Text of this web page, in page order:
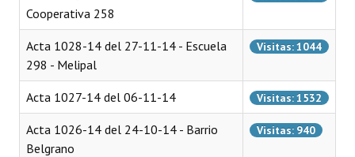
Cooperativa 258
Acta 1028-14 del 27-11-14 - Escuela
298 - Melipal
Visitas: 1044
Acta 1027-14 del 06-11-14 Visitas: 1532
Acta 1026-14 del 24-10-14 - Barrio
Belgrano
Visitas: 940